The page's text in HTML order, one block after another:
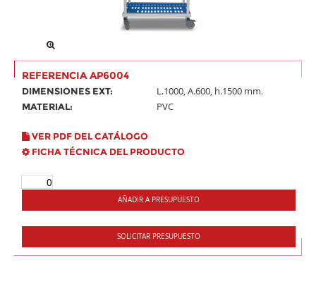
REFERENCIA AP6004
DIMENSIONES EXT: L.1000, A.600, h.1500 mm.
MATERIAL: PVC
VER PDF DEL CATÁLOGO
FICHA TÉCNICA DEL PRODUCTO
AÑADIR A PRESUPUESTO
SOLICITAR PRESUPUESTO